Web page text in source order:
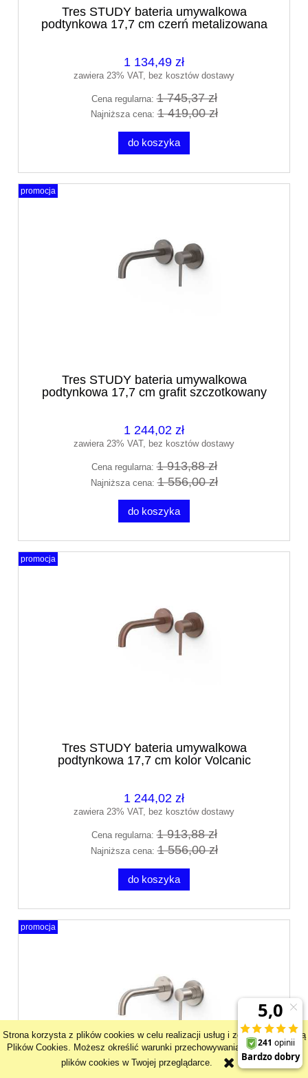
Strona korzysta z plików cookies w celu realizacji usług i zgodnie z Polityką
Plików Cookies. Możesz określić warunki przechowywania lub dostępu do
plików cookies w Twojej przeglądarce.
Tres STUDY bateria umywalkowa
podtynkowa 17,7 cm czerń metalizowana
1 134,49 zł
zawiera 23% VAT, bez kosztów dostawy
Cena regularna:1 745,37 zł
Najniższa cena:1 419,00 zł
do koszyka
Tres STUDY bateria umywalkowa
podtynkowa 17,7 cm grafit szczotkowany
1 244,02 zł
zawiera 23% VAT, bez kosztów dostawy
Cena regularna:1 913,88 zł
Najniższa cena:1 556,00 zł
do koszyka
promocja
Tres STUDY bateria umywalkowa
podtynkowa 17,7 cm kolor Volcanic
1 244,02 zł
zawiera 23% VAT, bez kosztów dostawy
Cena regularna:1 913,88 zł
Najniższa cena:1 556,00 zł
do koszyka
promocja
promocja